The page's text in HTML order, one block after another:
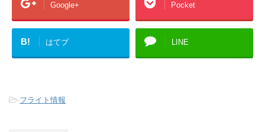
Google+ Pocket
B! はてブ LINE
-フライト情報